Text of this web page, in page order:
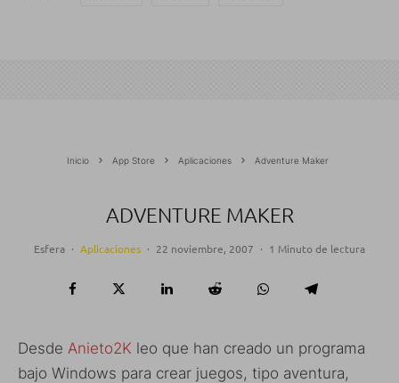
Inicio App Store Aplicaciones Adventure Maker
ADVENTURE MAKER
Esfera · Aplicaciones · 22 noviembre, 2007 · 1 Minuto de lectura
Desde Anieto2K leo que han creado un programa
bajo Windows para crear juegos, tipo aventura,